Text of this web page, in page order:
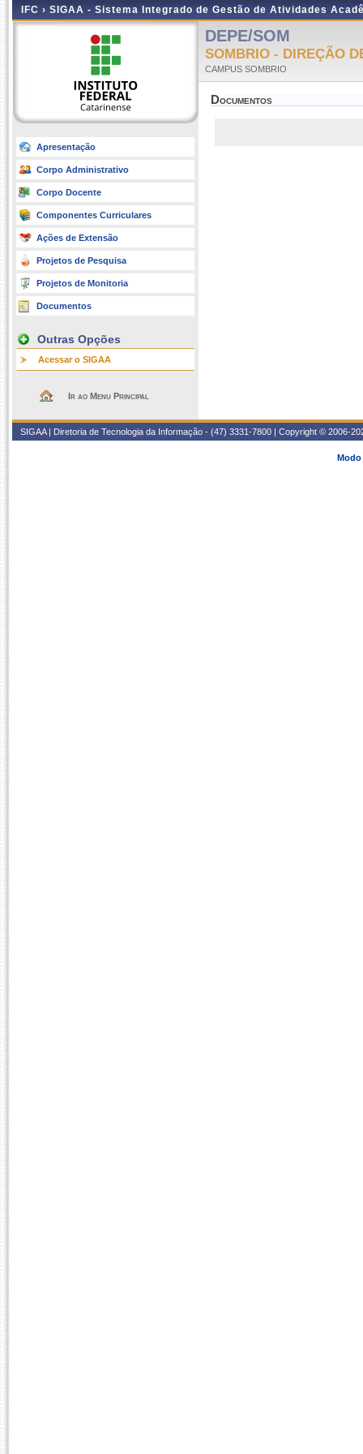
IFC › SIGAA - Sistema Integrado de Gestão de Atividades
Apresentação
Corpo Administrativo
Corpo Docente
Componentes Curriculares
Ações de Extensão
Projetos de Pesquisa
Projetos de Monitoria
Documentos
Outras Opções
Acessar o SIGAA
Ir ao Menu Principal
DEPE/SOM
SOMBRIO - DIREÇÃO
CAMPUS SOMBRIO
Documentos
SIGAA | Diretoria de Tecnologia da Informação - (47) 3331-7800 | Copyright © 2006-
Modo